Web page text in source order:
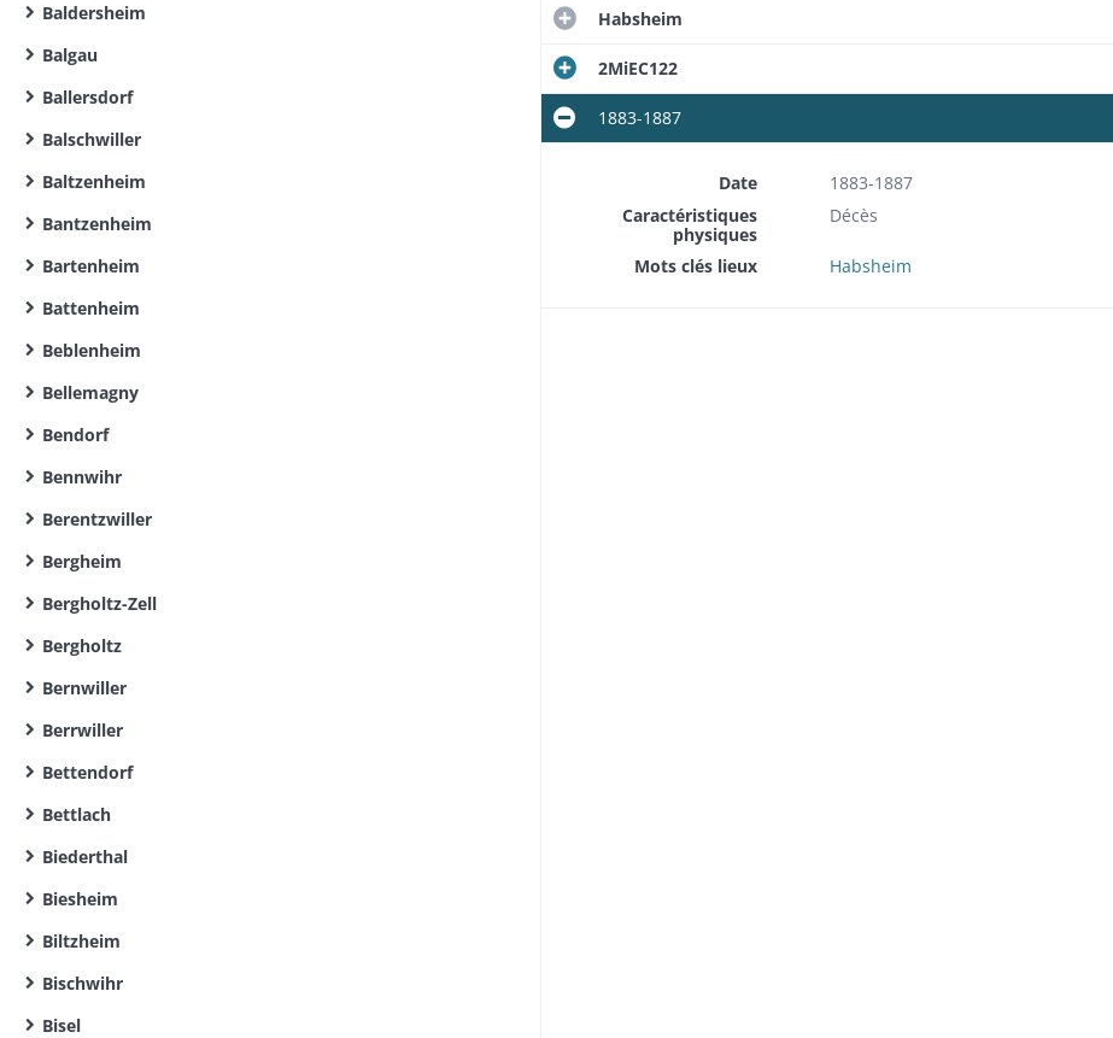
Baldersheim
Balgau
Ballersdorf
Balschwiller
Baltzenheim
Bantzenheim
Bartenheim
Battenheim
Beblenheim
Bellemagny
Bendorf
Bennwihr
Berentzwiller
Bergheim
Bergholtz-Zell
Bergholtz
Bernwiller
Berrwiller
Bettendorf
Bettlach
Biederthal
Biesheim
Biltzheim
Bischwihr
Bisel
Habsheim
2MiEC122
1883-1887
Date
1883-1887
Caractéristiques
physiques
Décès
Mots clés lieux Habsheim